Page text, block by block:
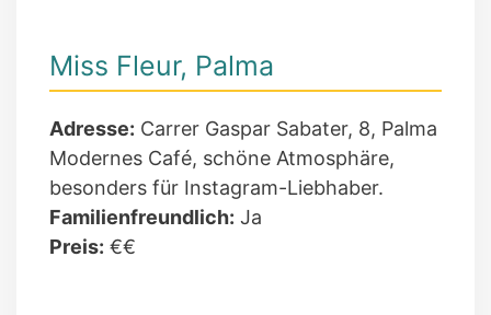
Miss Fleur, Palma
Adresse: Carrer Gaspar Sabater, 8, Palma
Modernes Café, schöne Atmosphäre,
besonders für Instagram-Liebhaber.
Familienfreundlich: Ja
Preis: €€